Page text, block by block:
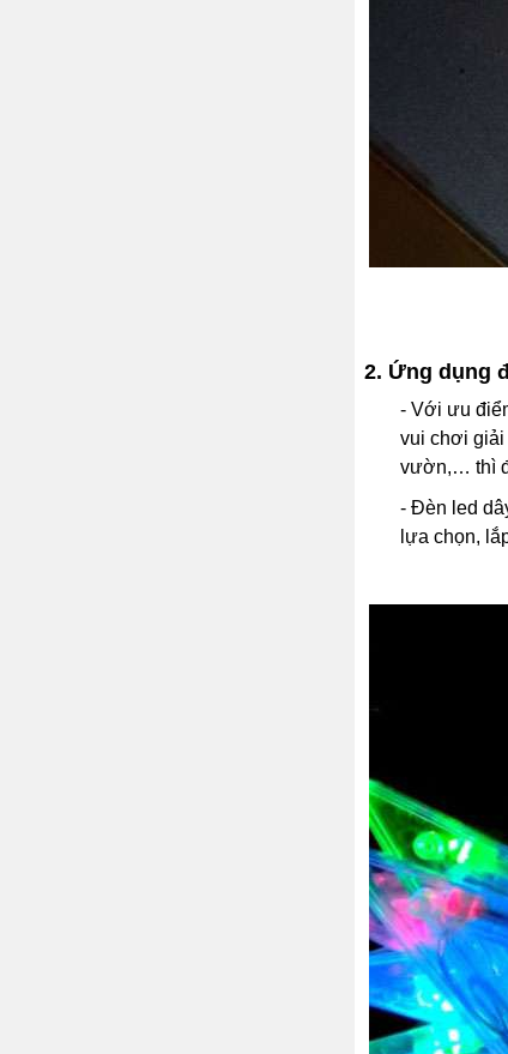
2. Ứng dụng
- Với ưu
vui chơi giải
vườn,… thì
- Đèn led
lựa chọn,